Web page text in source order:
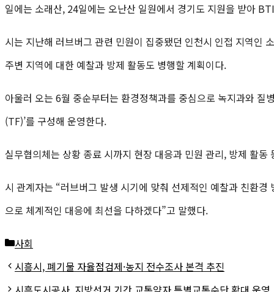
일에는 소래산, 24일에는 오난산 일원에서 경기도 지원을 받아
시는 지난해 러브버그 관련 민원이 집중됐던 인천시 인접 지역인
주변 지역에 대한 예찰과 방제 활동도 병행할 계획이다.
아울러 오는 6월 중순부터는 환경정책과를 중심으로 녹지과와
(TF)’를 구성해 운영한다.
실무협의체는 상황 종료 시까지 현장 대응과 민원 관리, 방제 활동
시 관계자는 “러브버그 발생 시기에 맞춰 선제적인 예찰과 친환
으로 체계적인 대응에 최선을 다하겠다”고 말했다.
카
테
고
사회
시흥시, 폐기물 자율점검제·농지 전수조사 본격 추진